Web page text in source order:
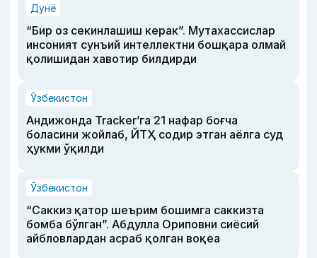
Дунё
“Бир оз секинлашиш керак”. Мутахассислар
инсоният сунъий интеллектни бошқара олмай
қолишидан хавотир билдирди
Ўзбекистон
Андижонда Tracker’га 21 нафар боғча
боласини жойлаб, ЙТҲ содир этган аёлга суд
ҳукми ўқилди
Ўзбекистон
“Саккиз қатор шеърим бошимга саккизта
бомба бўлган”. Абдулла Ориповни сиёсий
айбловлардан асраб қолган воқеа